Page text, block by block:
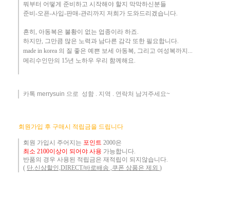
뭐부터 어떻게 준비하고 시작해야 할지 막막하신분들
준비-오픈-사입-판매-관리까지 저희가 도와드리겠습니다.
흔히 , 아동복은 불황이 없는 업종이라 하죠.
하지만, 그만큼 많은 노력과 남다른 감각 또한 필요합니다.
made in korea 의 질 좋은 예쁜 보세 아동복, 그리고 여성복까지...
메리수인만의 15년 노하우 ​우리 함께해요.
카톡 merrysuin 으로 성함 . 지역 . 연락처 남겨주세요~
회원가입 후 구매시 적립금을 드립니다
회원 가입시 주어지는 포인트 2000은
최소 2100이상이 되어야 사용 가능합니다.
반품의 경우 사용된 적립금은 재적립이 되지않습니다.
( 단.신상할인,DIRECT/바로배송 ,쿠폰 상품은 제외 )